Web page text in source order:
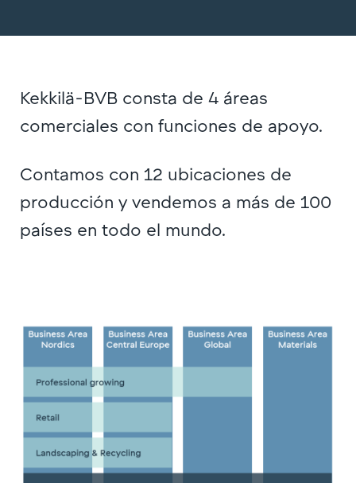
Kekkilä-BVB consta de 4 áreas
comerciales con funciones de apoyo.
Contamos con 12 ubicaciones de
producción y vendemos a más de 100
países en todo el mundo.